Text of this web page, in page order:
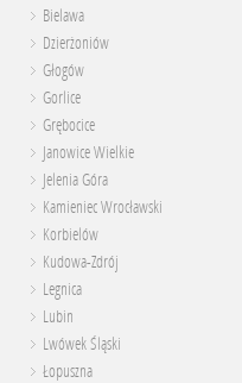
Bielawa
Dzierżoniów
Głogów
Gorlice
Grębocice
Janowice Wielkie
Jelenia Góra
Kamieniec Wrocławski
Korbielów
Kudowa-Zdrój
Legnica
Lubin
Lwówek Śląski
Łopuszna